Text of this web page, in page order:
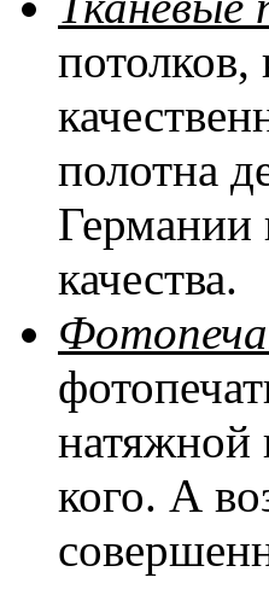
полотна
качества.
натяжной
кого. А